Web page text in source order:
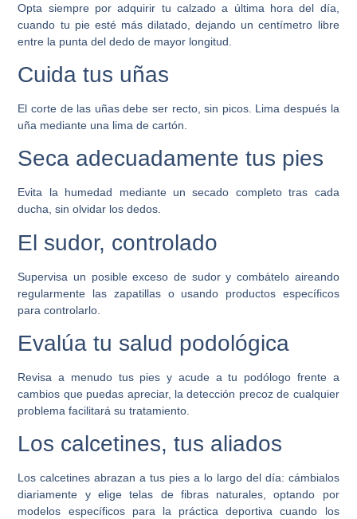
Opta siempre por adquirir tu calzado a última hora del día,
cuando tu pie esté más dilatado, dejando un centímetro libre
entre la punta del dedo de mayor longitud.
Cuida tus uñas
El corte de las uñas debe ser recto, sin picos. Lima después la
uña mediante una lima de cartón.
Seca adecuadamente tus pies
Evita la humedad mediante un secado completo tras cada
ducha, sin olvidar los dedos.
El sudor, controlado
Supervisa un posible exceso de sudor y combátelo aireando
regularmente las zapatillas o usando productos específicos
para controlarlo.
Evalúa tu salud podológica
Revisa a menudo tus pies y acude a tu podólogo frente a
cambios que puedas apreciar, la detección precoz de cualquier
problema facilitará su tratamiento.
Los calcetines, tus aliados
Los calcetines abrazan a tus pies a lo largo del día: cámbialos
diariamente y elige telas de fibras naturales, optando por
modelos específicos para la práctica deportiva cuando los